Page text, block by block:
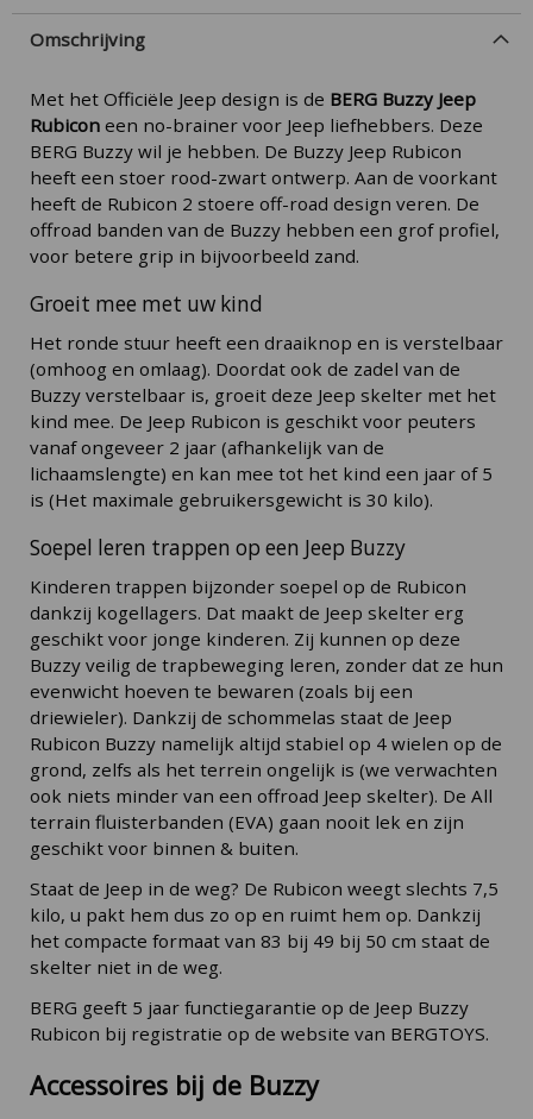
Omschrijving
Met het Officiële Jeep design is de BERG Buzzy Jeep
Rubicon een no-brainer voor Jeep liefhebbers. Deze
BERG Buzzy wil je hebben. De Buzzy Jeep Rubicon
heeft een stoer rood-zwart ontwerp. Aan de voorkant
heeft de Rubicon 2 stoere off-road design veren. De
offroad banden van de Buzzy hebben een grof profiel,
voor betere grip in bijvoorbeeld zand.
Groeit mee met uw kind
Het ronde stuur heeft een draaiknop en is verstelbaar
(omhoog en omlaag). Doordat ook de zadel van de
Buzzy verstelbaar is, groeit deze Jeep skelter met het
kind mee. De Jeep Rubicon is geschikt voor peuters
vanaf ongeveer 2 jaar (afhankelijk van de
lichaamslengte) en kan mee tot het kind een jaar of 5
is (Het maximale gebruikersgewicht is 30 kilo).
Soepel leren trappen op een Jeep Buzzy
Kinderen trappen bijzonder soepel op de Rubicon
dankzij kogellagers. Dat maakt de Jeep skelter erg
geschikt voor jonge kinderen. Zij kunnen op deze
Buzzy veilig de trapbeweging leren, zonder dat ze hun
evenwicht hoeven te bewaren (zoals bij een
driewieler). Dankzij de schommelas staat de Jeep
Rubicon Buzzy namelijk altijd stabiel op 4 wielen op de
grond, zelfs als het terrein ongelijk is (we verwachten
ook niets minder van een offroad Jeep skelter). De All
terrain fluisterbanden (EVA) gaan nooit lek en zijn
geschikt voor binnen & buiten.
Staat de Jeep in de weg? De Rubicon weegt slechts 7,5
kilo, u pakt hem dus zo op en ruimt hem op. Dankzij
het compacte formaat van 83 bij 49 bij 50 cm staat de
skelter niet in de weg.
BERG geeft 5 jaar functiegarantie op de Jeep Buzzy
Rubicon bij registratie op de website van BERGTOYS.
Accessoires bij de Buzzy